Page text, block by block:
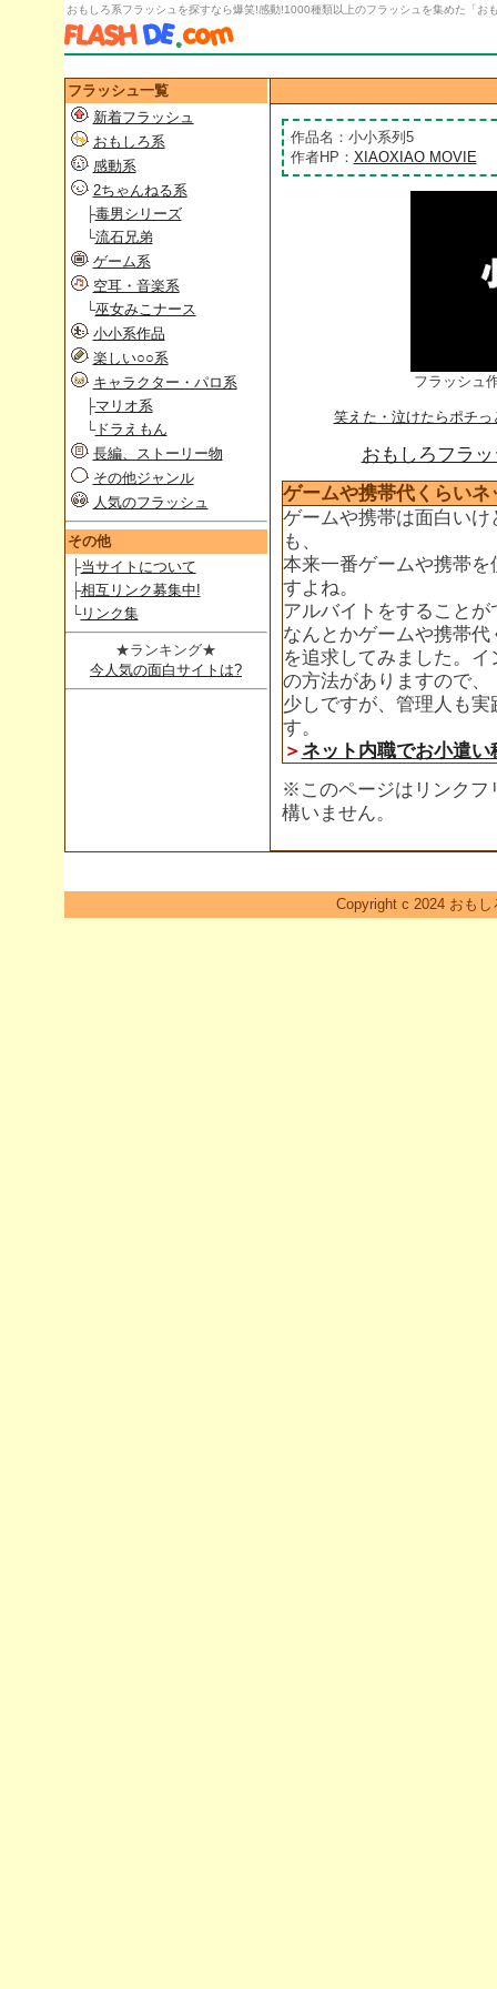
おもしろ系フラッシュを探すなら爆笑!感動!1000種類以上のフラッシュを集めた「お
作品名：小小系列5
作者HP： XIAOXIAO MOVIE
フラッシュ
笑えた・泣けたらポチっ
おもしろフラ
ゲームや携帯代くらいネ
ゲームや携帯は面白い
も、
本来一番ゲームや携帯
すよね。
アルバイトをすること
なんとかゲームや携帯
を追求してみました。
の方法がありますので、
少しですが、管理人も
す。
＞ ネット内職でお小遣い
※このページはリンクフ
構いません。
フラッシュ一覧
新着フラッシュ
おもしろ系
感動系
2ちゃんねる系
├毒男シリーズ
└流石兄弟
ゲーム系
空耳・音楽系
└巫女みこナース
小小系作品
楽しい○○系
キャラクター・パロ系
├マリオ系
└ドラえもん
長編、ストーリー物
その他ジャンル
人気のフラッシュ
その他
├当サイトについて
├相互リンク募集中!
└リンク集
★ランキング★
今人気の面白サイトは?
Copyright c 2024 おも